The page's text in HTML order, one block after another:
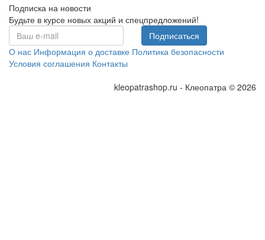
Подписка на новости
Будьте в курсе новых акций и спецпредложений!
Подписаться
О нас Информация о доставке Политика безопасности
Условия соглашения Контакты
kleopatrashop.ru - Клеопатра © 2026